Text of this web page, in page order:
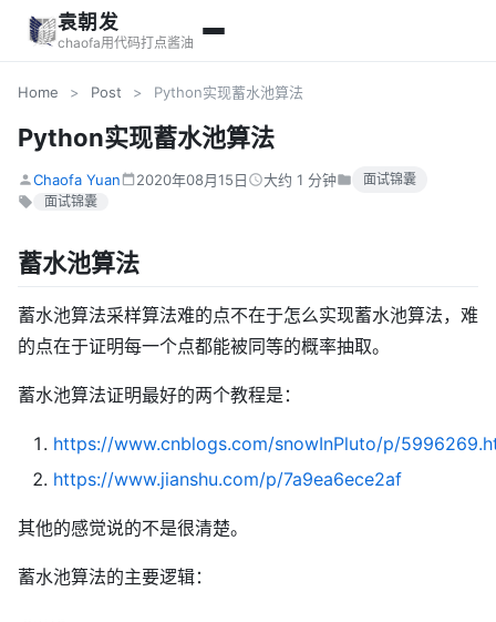
袁朝发
chaofa用代码打点酱油
Home > Post > Python实现蓄水池算法
Python实现蓄水池算法
Chaofa Yuan 2020年08月15日 大约 1 分钟
面试锦囊
面试锦囊
蓄水池算法
蓄水池算法采样算法难的点不在于怎么实现蓄水池算法，难
的点在于证明每一个点都能被同等的概率抽取。
蓄水池算法证明最好的两个教程是：
https://www.cnblogs.com/snowInPluto/p/
https://www.jianshu.com/p/7a9ea6ece2af
其他的感觉说的不是很清楚。
蓄水池算法的主要逻辑：